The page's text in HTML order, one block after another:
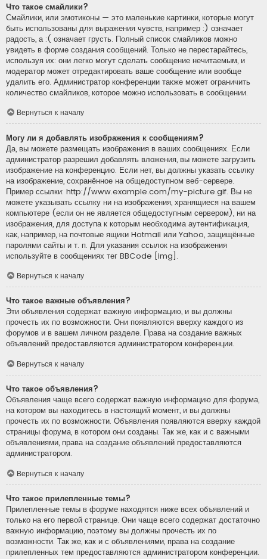
Что такое смайлики?
Смайлики, или эмотиконы — это маленькие картинки, которые могут
быть использованы для выражения чувств, например :) означает
радость, а :( означает грусть. Полный список смайликов можно
увидеть в форме создания сообщений. Только не перестарайтесь,
используя их: они легко могут сделать сообщение нечитаемым, и
модератор может отредактировать ваше сообщение или вообще
удалить его. Администратор конференции также может ограничить
количество смайликов, которое можно использовать в сообщении.
Вернуться к началу
Могу ли я добавлять изображения к сообщениям?
Да, вы можете размещать изображения в ваших сообщениях. Если
администратор разрешил добавлять вложения, вы можете загрузить
изображение на конференцию. Если нет, вы должны указать ссылку
на изображение, сохранённое на общедоступном веб-сервере.
Пример ссылки: http://www.example.com/my-picture.gif. Вы не
можете указывать ссылку ни на изображения, хранящиеся на вашем
компьютере (если он не является общедоступным сервером), ни на
изображения, для доступа к которым необходима аутентификация,
как, например, на почтовые ящики Hotmail или Yahoo, защищённые
паролями сайты и т. п. Для указания ссылок на изображения
используйте в сообщениях тег BBCode [img].
Вернуться к началу
Что такое важные объявления?
Эти объявления содержат важную информацию, и вы должны
прочесть их по возможности. Они появляются вверху каждого из
форумов и в вашем личном разделе. Права на создание важных
объявлений предоставляются администратором конференции.
Вернуться к началу
Что такое объявления?
Объявления чаще всего содержат важную информацию для форума,
на котором вы находитесь в настоящий момент, и вы должны
прочесть их по возможности. Объявления появляются вверху каждой
страницы форума, в котором они созданы. Так же, как и с важными
объявлениями, права на создание объявлений предоставляются
администратором.
Вернуться к началу
Что такое прилепленные темы?
Прилепленные темы в форуме находятся ниже всех объявлений и
только на его первой странице. Они чаще всего содержат достаточно
важную информацию, поэтому вы должны прочесть их по
возможности. Так же, как и с объявлениями, права на создание
прилепленных тем предоставляются администратором конференции.